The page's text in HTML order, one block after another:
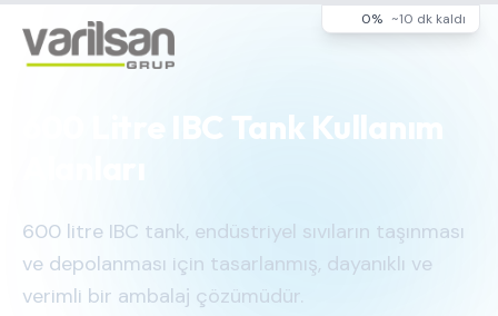
0% ~10 dk kaldı
600 Litre IBC Tank Kullanım
600 litre IBC tank, endüstriyel sıvıların taşınması
ve depolanması için tasarlanmış, dayanıklı ve
verimli bir ambalaj çözümüdür.